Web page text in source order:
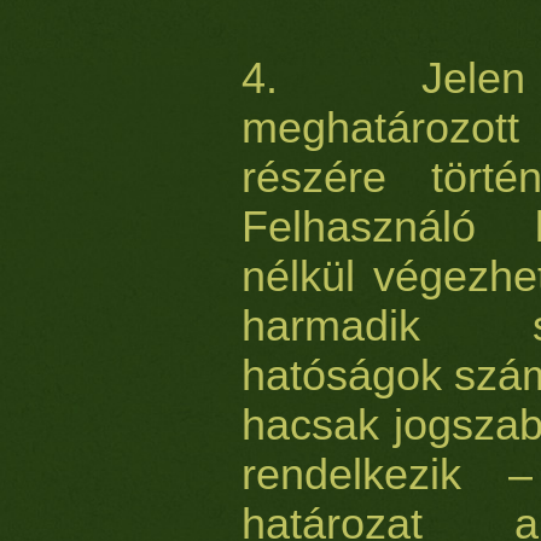
4. Jelen
részére
Felhasználó
nélkül
harmadik
hatóságok
hacsak
rendelkezik
határozat